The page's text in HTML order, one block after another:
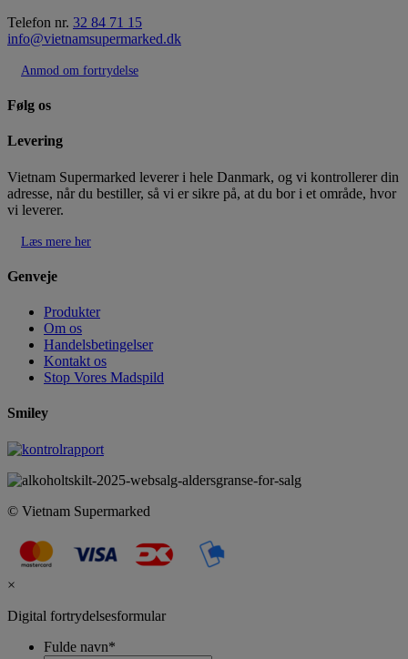
Telefon nr. 32 84 71 15
info@vietnamsupermarked.dk
Anmod om fortrydelse
Følg os
Levering
Vietnam Supermarked leverer i hele Danmark, og vi kontrollerer din
adresse, når du bestiller, så vi er sikre på, at du bor i et område, hvor
vi leverer.
Læs mere her
Genveje
Produkter
Om os
Handelsbetingelser
Kontakt os
Stop Vores Madspild
Smiley
© Vietnam Supermarked
×
Digital fortrydelsesformular
Fulde navn*